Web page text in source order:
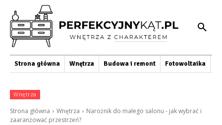
Strona główna Wnętrza Budowa i remont Fotowoltaika
Wnętrza
Strona główna Wnętrza
Narożnik do małego salonu - jak wybrać i
zaaranżować przestrzeń?